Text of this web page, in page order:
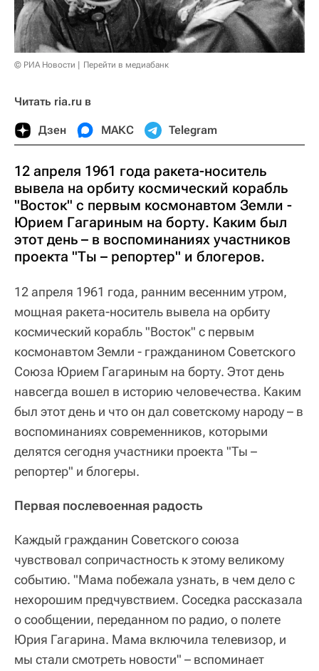
© РИА Новости Перейти в медиабанк
Читать ria.ru в
Дзен МАКС Telegram
12 апреля 1961 года ракета-носитель
вывела на орбиту космический корабль
"Восток" с первым космонавтом Земли -
Юрием Гагариным на борту. Каким был
этот день – в воспоминаниях участников
проекта "Ты – репортер" и блогеров.
12 апреля 1961 года, ранним весенним утром,
мощная ракета-носитель вывела на орбиту
космический корабль "Восток" с первым
космонавтом Земли - гражданином Советского
Союза Юрием Гагариным на борту. Этот день
навсегда вошел в историю человечества. Каким
был этот день и что он дал советскому народу – в
воспоминаниях современников, которыми
делятся сегодня участники проекта "Ты –
репортер" и блогеры.
Первая послевоенная радость
Каждый гражданин Советского союза
чувствовал сопричастность к этому великому
событию. "Мама побежала узнать, в чем дело с
нехорошим предчувствием. Соседка рассказала
о сообщении, переданном по радио, о полете
Юрия Гагарина. Мама включила телевизор, и
мы стали смотреть новости" – вспоминает